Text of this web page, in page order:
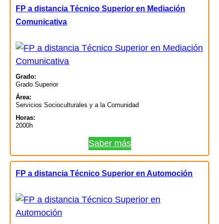
FP a distancia Técnico Superior en Mediación
Comunicativa
Grado:
Grado Superior
Área:
Servicios Socioculturales y a la Comunidad
Horas:
2000h
Saber más
FP a distancia Técnico Superior en Automoción